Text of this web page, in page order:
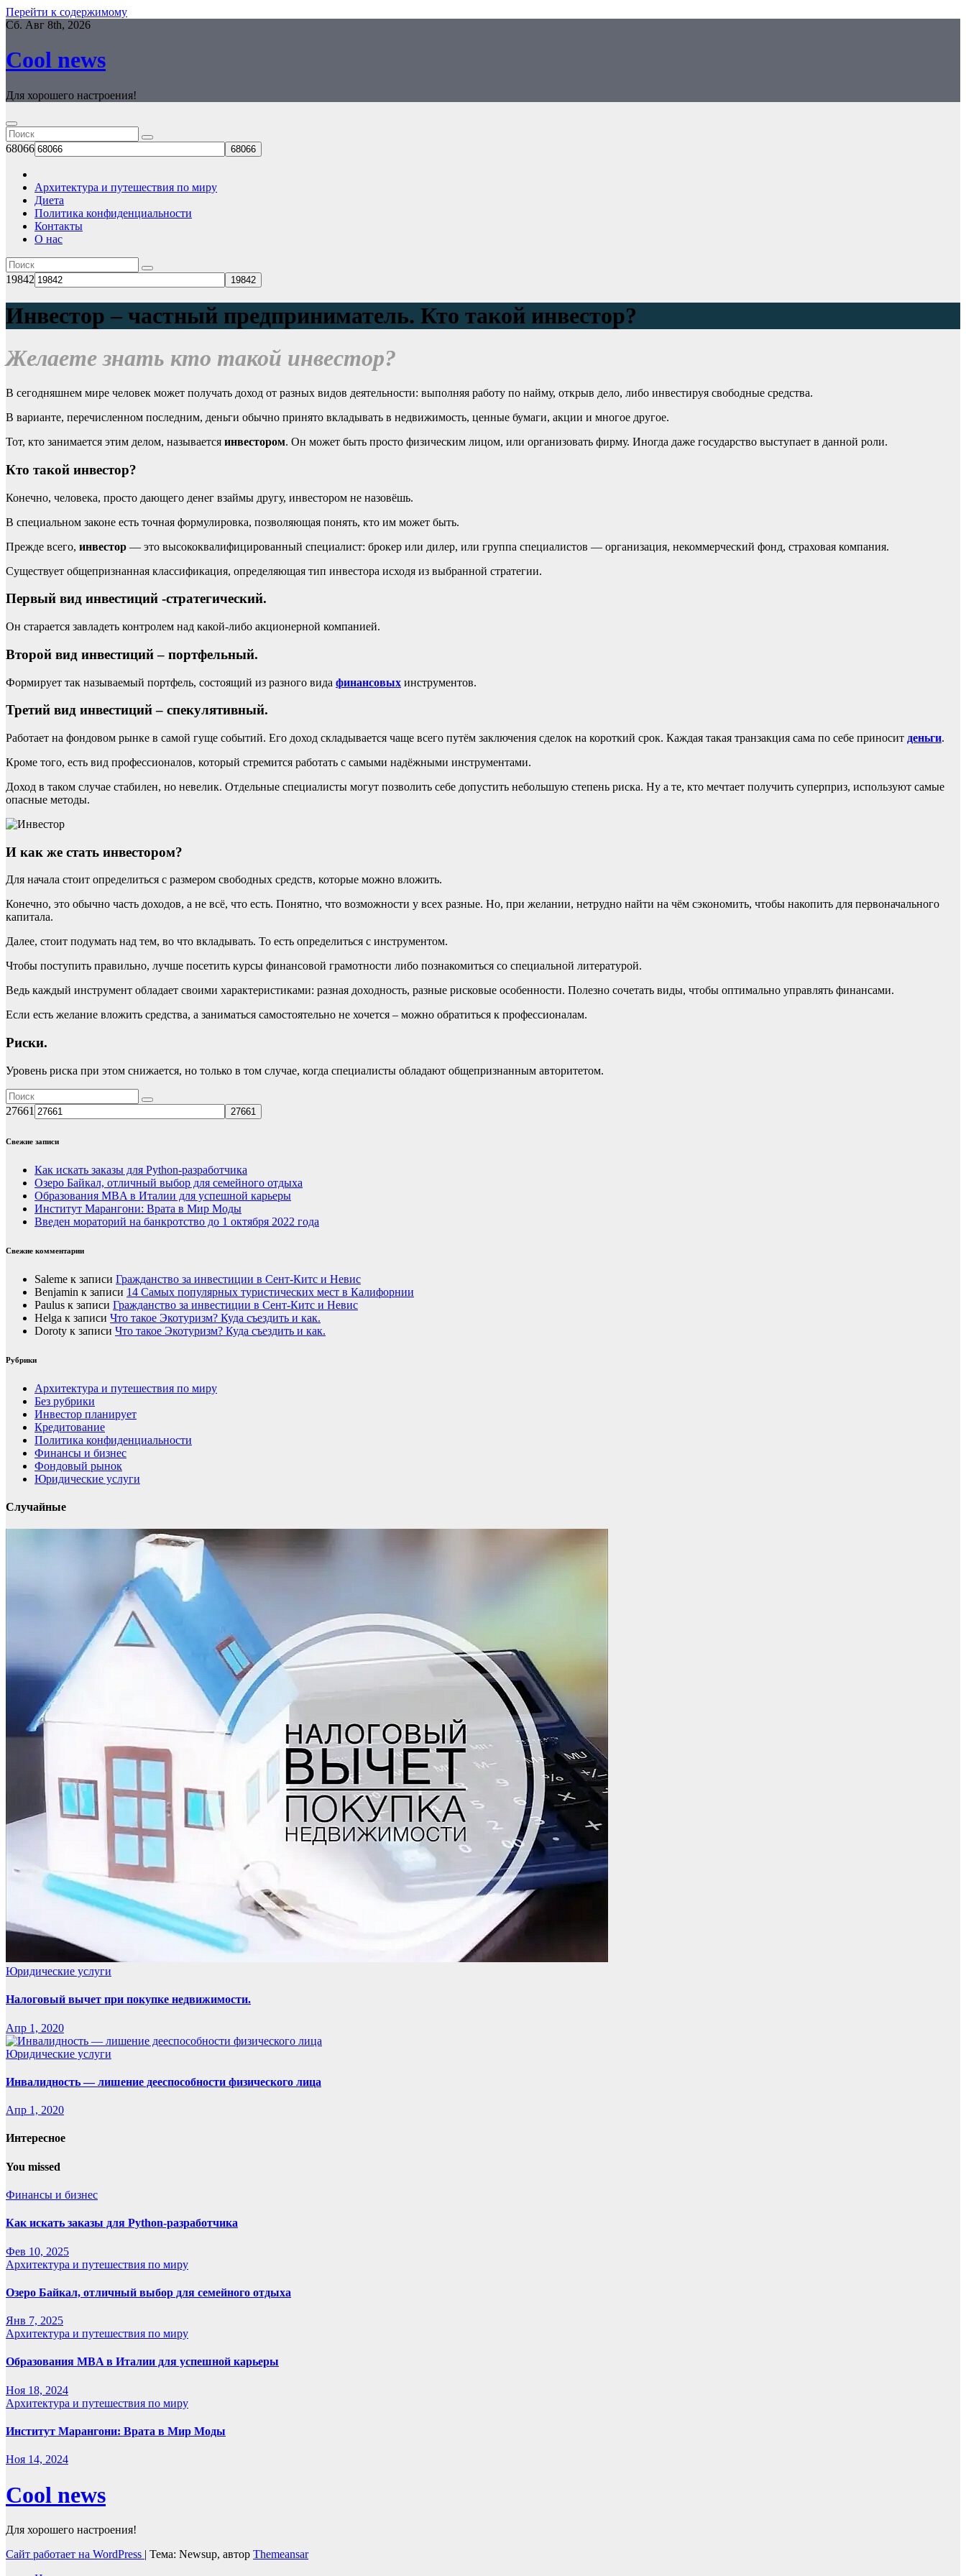
Перейти к содержимому
Сб. Авг 8th, 2026
Cool news
Для хорошего настроения!
68066
Архитектура и путешествия по миру
Диета
Политика конфиденциальности
Контакты
О нас
19842
Инвестор – частный предприниматель. Кто такой инвестор?
Желаете знать кто такой инвестор?
В сегодняшнем мире человек может получать доход от разных видов деятельности: выполняя работу по найму, открыв дело, либо инвестируя свободные средства.
В варианте, перечисленном последним, деньги обычно принято вкладывать в недвижимость, ценные бумаги, акции и многое другое.
Тот, кто занимается этим делом, называется инвестором. Он может быть просто физическим лицом, или организовать фирму. Иногда даже государство выступает в данной роли.
Кто такой инвестор?
Конечно, человека, просто дающего денег взаймы другу, инвестором не назовёшь.
В специальном законе есть точная формулировка, позволяющая понять, кто им может быть.
Прежде всего, инвестор — это высококвалифицированный специалист: брокер или дилер, или группа специалистов — организация, некоммерческий фонд, страховая компания.
Существует общепризнанная классификация, определяющая тип инвестора исходя из выбранной стратегии.
Первый вид инвестиций -стратегический.
Он старается завладеть контролем над какой-либо акционерной компанией.
Второй вид инвестиций – портфельный.
Формирует так называемый портфель, состоящий из разного вида финансовых инструментов.
Третий вид инвестиций – спекулятивный.
Работает на фондовом рынке в самой гуще событий. Его доход складывается чаще всего путём заключения сделок на короткий срок. Каждая такая транзакция сама по себе приносит деньги.
Кроме того, есть вид профессионалов, который стремится работать с самыми надёжными инструментами.
Доход в таком случае стабилен, но невелик. Отдельные специалисты могут позволить себе допустить небольшую степень риска. Ну а те, кто мечтает получить суперприз, используют самые
опасные методы.
И как же стать инвестором?
Для начала стоит определиться с размером свободных средств, которые можно вложить.
Конечно, это обычно часть доходов, а не всё, что есть. Понятно, что возможности у всех разные. Но, при желании, нетрудно найти на чём сэкономить, чтобы накопить для первоначального
капитала.
Далее, стоит подумать над тем, во что вкладывать. То есть определиться с инструментом.
Чтобы поступить правильно, лучше посетить курсы финансовой грамотности либо познакомиться со специальной литературой.
Ведь каждый инструмент обладает своими характеристиками: разная доходность, разные рисковые особенности. Полезно сочетать виды, чтобы оптимально управлять финансами.
Если есть желание вложить средства, а заниматься самостоятельно не хочется – можно обратиться к профессионалам.
Риски.
Уровень риска при этом снижается, но только в том случае, когда специалисты обладают общепризнанным авторитетом.
27661
Свежие записи
Как искать заказы для Python-разработчика
Озеро Байкал, отличный выбор для семейного отдыха
Образования MBA в Италии для успешной карьеры
Институт Марангони: Врата в Мир Моды
Введен мораторий на банкротство до 1 октября 2022 года
Свежие комментарии
Saleme к записи Гражданство за инвестиции в Сент-Китс и Невис
Benjamin к записи 14 Самых популярных туристических мест в Калифорнии
Paulus к записи Гражданство за инвестиции в Сент-Китс и Невис
Helga к записи Что такое Экотуризм? Куда съездить и как.
Doroty к записи Что такое Экотуризм? Куда съездить и как.
Рубрики
Архитектура и путешествия по миру
Без рубрики
Инвестор планирует
Кредитование
Политика конфиденциальности
Финансы и бизнес
Фондовый рынок
Юридические услуги
Случайные
Юридические услуги
Налоговый вычет при покупке недвижимости.
Апр 1, 2020
Юридические услуги
Инвалидность — лишение дееспособности физического лица
Апр 1, 2020
Интересное
You missed
Финансы и бизнес
Как искать заказы для Python-разработчика
Фев 10, 2025
Архитектура и путешествия по миру
Озеро Байкал, отличный выбор для семейного отдыха
Янв 7, 2025
Архитектура и путешествия по миру
Образования MBA в Италии для успешной карьеры
Ноя 18, 2024
Архитектура и путешествия по миру
Институт Марангони: Врата в Мир Моды
Ноя 14, 2024
Cool news
Для хорошего настроения!
Сайт работает на WordPress | Тема: Newsup, автор Themeansar